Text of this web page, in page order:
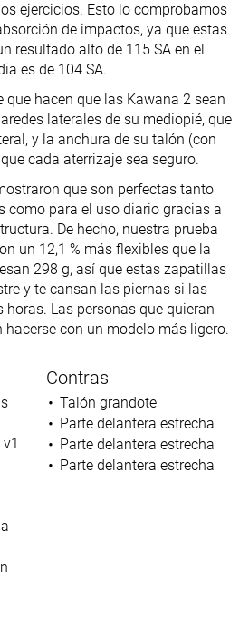
ejercicios. Esto lo comprobamos
de impactos, ya que estas
resultado alto de 115 SA en el
es de 104 SA.
que hacen que las Kawana 2 sean
laterales de su mediopié, que
y la anchura de su talón (con
cada aterrizaje sea seguro.
que son perfectas tanto
como para el uso diario gracias a
De hecho, nuestra prueba
un 12,1 % más flexibles que la
298 g, así que estas zapatillas
y te cansan las piernas si las
horas. Las personas que quieran
con un modelo más ligero.
Contras
Talón grandote
Parte delantera estrecha
Parte delantera estrecha
Parte delantera estrecha